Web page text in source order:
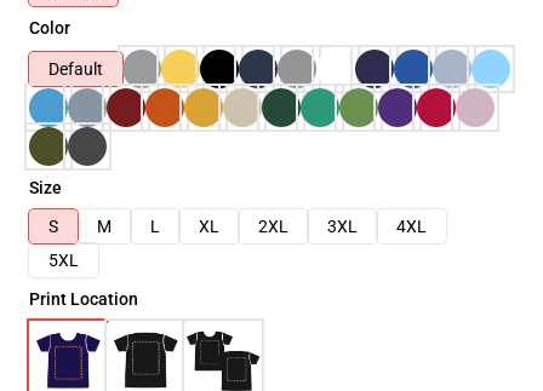
Color
Default
Size
S
M L XL 2XL 3XL
4XL
5XL
Print Location